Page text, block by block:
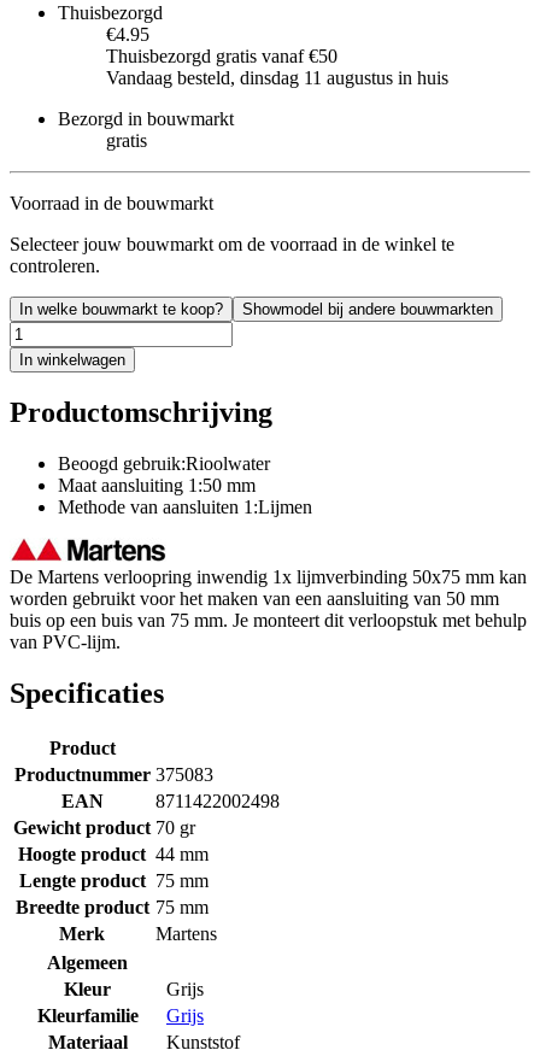
Thuisbezorgd
€4.95
Thuisbezorgd gratis vanaf €50
Vandaag besteld, dinsdag 11 augustus in huis
Bezorgd in bouwmarkt
gratis
Voorraad in de bouwmarkt
Selecteer jouw bouwmarkt om de voorraad in de winkel te
controleren.
In welke bouwmarkt te koop? Showmodel bij andere bouwmarkten
In winkelwagen
Productomschrijving
Beoogd gebruik:Rioolwater
Maat aansluiting 1:50 mm
Methode van aansluiten 1:Lijmen
De Martens verloopring inwendig 1x lijmverbinding 50x75 mm kan
worden gebruikt voor het maken van een aansluiting van 50 mm
buis op een buis van 75 mm. Je monteert dit verloopstuk met behulp
van PVC-lijm.
Specificaties
Product
Productnummer 375083
EAN
8711422002498
Gewicht product 70 gr
Hoogte product 44 mm
Lengte product 75 mm
Breedte product 75 mm
Merk
Martens
Algemeen
Kleur
Grijs
Kleurfamilie
Grijs
Materiaal
Kunststof